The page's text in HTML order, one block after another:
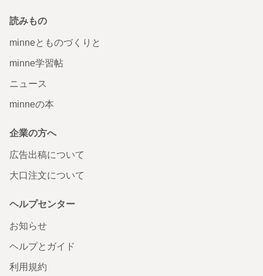
読みもの
minneとものづくりと
minne学習帖
ニュース
minneの本
企業の方へ
広告出稿について
大口注文について
ヘルプセンター
お知らせ
ヘルプとガイド
利用規約